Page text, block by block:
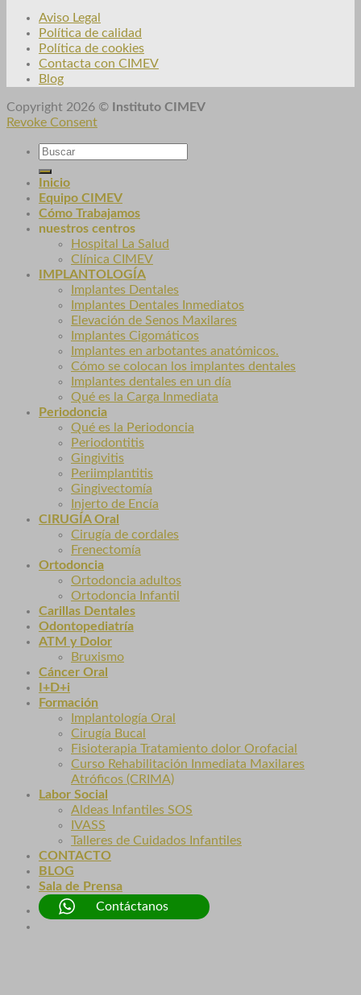
Aviso Legal
Política de calidad
Política de cookies
Contacta con CIMEV
Blog
Copyright 2026 ©
Instituto CIMEV
Revoke Consent
Inicio
Equipo CIMEV
Cómo Trabajamos
nuestros centros
Hospital La Salud
Clínica CIMEV
IMPLANTOLOGÍA
Implantes Dentales
Implantes Dentales Inmediatos
Elevación de Senos Maxilares
Implantes Cigomáticos
Implantes en arbotantes anatómicos.
Cómo se colocan los implantes dentales
Implantes dentales en un día
Qué es la Carga Inmediata
Periodoncia
Qué es la Periodoncia
Periodontitis
Gingivitis
Periimplantitis
Gingivectomía
Injerto de Encía
CIRUGÍA Oral
Cirugía de cordales
Frenectomía
Ortodoncia
Ortodoncia adultos
Ortodoncia Infantil
Carillas Dentales
Odontopediatría
ATM y Dolor
Bruxismo
Cáncer Oral
I+D+i
Formación
Implantología Oral
Cirugía Bucal
Fisioterapia Tratamiento dolor Orofacial
Curso Rehabilitación Inmediata Maxilares
Atróficos (CRIMA)
Labor Social
Aldeas Infantiles SOS
IVASS
Talleres de Cuidados Infantiles
CONTACTO
BLOG
Sala de Prensa
Contáctanos